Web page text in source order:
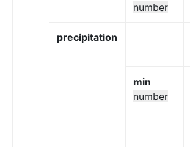
number
precipitation
min
number